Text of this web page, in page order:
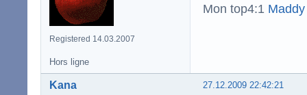
Registered 14.03.2007
Mon top4:1
Hors ligne
27.12.2009 22:42:21
Kana